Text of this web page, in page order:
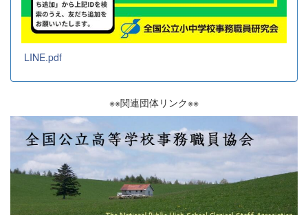
LINE.pdf
※※関連団体リンク※※